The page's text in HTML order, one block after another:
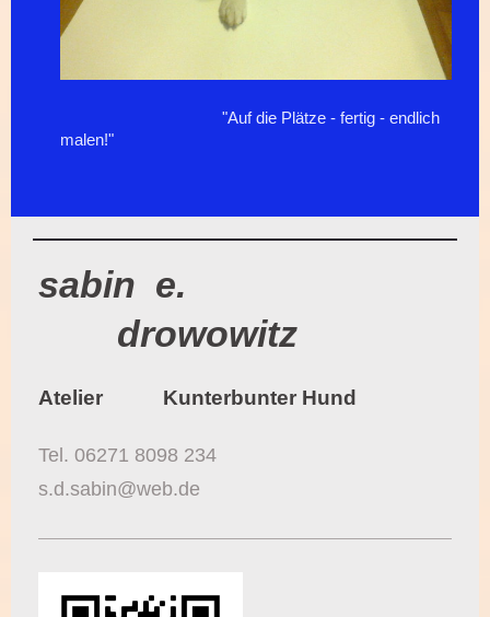
"Auf die Plätze - fertig - endlich
malen!"
sabin e.
drowowitz
Atelier Kunterbunter Hund
Tel. 06271 8098 234
s.d.sabin@web.de